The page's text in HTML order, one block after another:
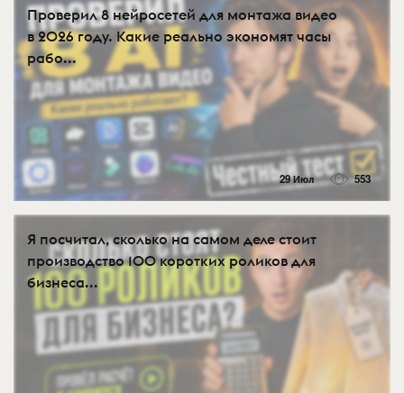
Проверил 8 нейросетей для монтажа видео
в 2026 году. Какие реально экономят часы
рабо...
29 Июл 553
Я посчитал, сколько на самом деле стоит
производство 100 коротких роликов для
бизнеса...